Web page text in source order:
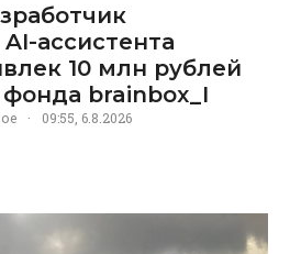
ассистента
10 млн рублей
brainbox_I
· 09:55, 6.8.2026